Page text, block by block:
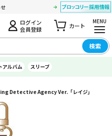
ログイン
会員登録
カート
MENU
検索
アルバム スリーブ
Detective Agency Ver.「レイジ」